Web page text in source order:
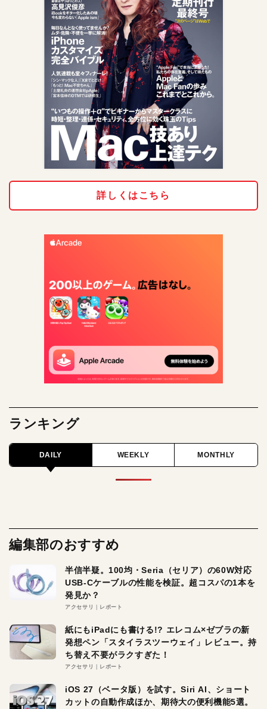
詳しくはこちら
ランキング
DAILY WEEKLY MONTHLY
編集部のおすすめ
半信半疑。100均・Seria（セリア）の60W対応
USB-Cケーブルの性能を検証。超コスパの1本を
発見か？
アクセサリ レポート
紙にもiPadにも書ける!? エレコム×ゼブラの新
発想ペン「スタイラスツーウェイ」レビュー。持
ち替え不要がラクすぎた！
アクセサリ レポート
iOS 27（ベータ版）を試す。Siri AI、ショート
カットの自動作成ほか、期待大の便利機能5選。